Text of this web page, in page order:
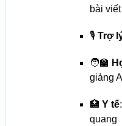
bài viết
🎙️ Trợ
🧑‍🏫
giảng AI
🏥 Y tế
quang